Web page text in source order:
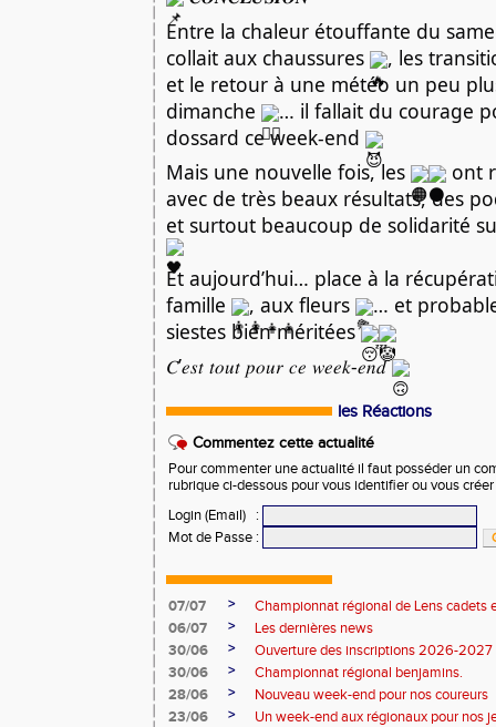
Entre la chaleur étouffante du
collait aux chaussures
, les
et le retour à une météo un peu
dimanche
… il fallait du courage
dossard ce week-end
Mais une nouvelle fois, les
ont
avec de très beaux résultats, des
et surtout beaucoup de solidarité
Et aujourd’hui… place à la
famille
, aux fleurs
… et
siestes bien méritées
𝐶’𝑒𝑠𝑡 𝑡𝑜𝑢𝑡 𝑝𝑜𝑢𝑟 𝑐𝑒 𝑤𝑒𝑒𝑘-𝑒𝑛𝑑
les Réactions
Commentez cette actualité
Pour commenter une actualité il faut posséder un
rubrique ci-dessous pour vous identifier ou vous
Login (Email)
:
Mot de Passe :
07/07 >
Championnat régional de Lens cadets
06/07
>
Les dernières news
30/06
>
Ouverture des inscriptions 2026-2027
30/06
>
Championnat régional benjamins.
28/06
>
Nouveau week-end pour nos coureurs
23/06
>
Un week-end aux régionaux pour nos